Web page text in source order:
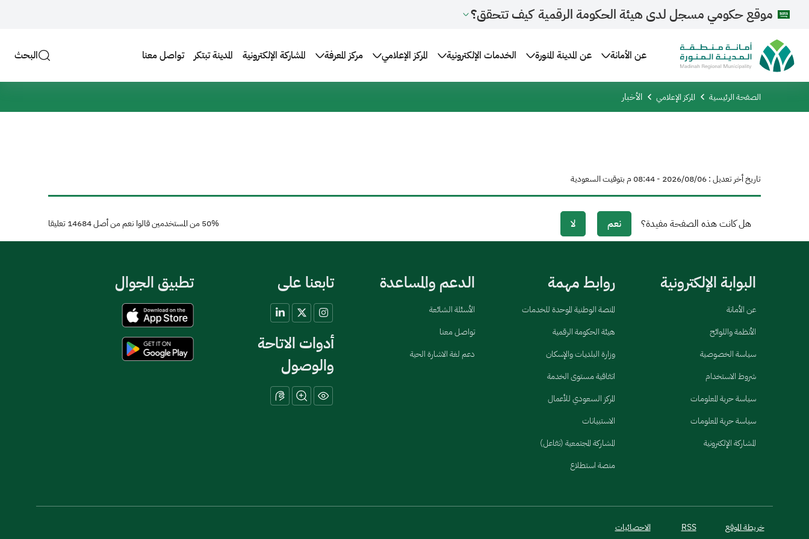
موقع حكومي مسجل لدى هيئة الحكومة الرقمية كيف تتحقق؟
عن الأمانة عن المدينة المنورة الخدمات الإلكترونية المركز الإعلامي مركز المعرفة المشاركة الإلكترونية المدينة تبتكر تواصل معنا البحث
الصفحة الرئيسية المركز الإعلامي الأخبار
تاريخ أخر تعديل : 06‏/08‏/2026 - 08:44 م بتوقيت السعودية
هل كانت هذه الصفحة مفيدة؟ نعم لا 50%من المستخدمين قالوا نعم من أصل14684تعليقا
البوابة الإلكترونية
عن الأمانة
الأنظمة واللوائح
سياسة الخصوصية
شروط الاستخدام
سياسة حرية المعلومات
سياسة حرية المعلومات
المشاركة الإلكترونية
روابط مهمة
المنصة الوطنية الموحدة للخدمات
هيئة الحكومة الرقمية
وزارة البلديات والإسكان
اتفاقية مستوى الخدمة
المركز السعودي للأعمال
الاستبيانات
المشاركة المجتمعية (تفاعل)
منصة استطلاع
الدعم والمساعدة
الأسئلة الشائعة
تواصل معنا
دعم لغة الاشارة الحية
تابعنا على
أدوات الاتاحة
والوصول
تطبيق الجوال
خريطة الموقع RSS الاحصائيات